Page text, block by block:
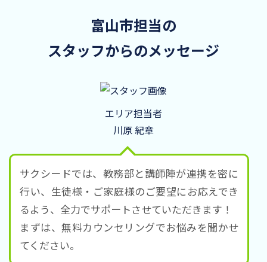
富山市担当の
スタッフからのメッセージ
エリア担当者
川原 紀章
サクシードでは、教務部と講師陣が連携を密に
行い、生徒様・ご家庭様のご要望にお応えでき
るよう、全力でサポートさせていただきます！
まずは、無料カウンセリングでお悩みを聞かせ
てください。